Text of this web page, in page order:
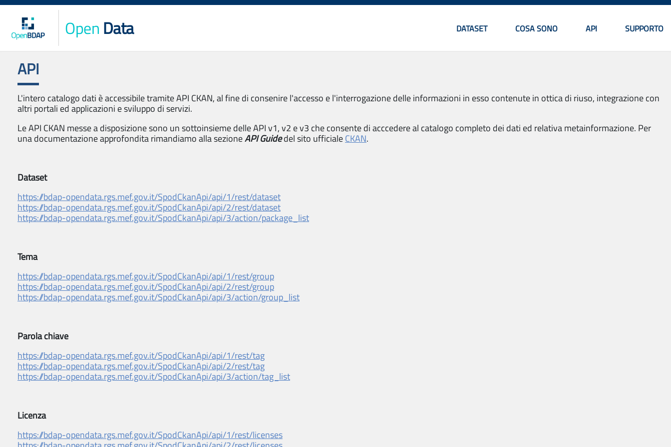
Open Data Menu principale
DATASET COSA SONO API SUPPORTO
API
L'intero catalogo dati è accessibile tramite API CKAN, al fine di consenire l'accesso e l'interrogazione delle informazioni in esso contenute in ottica di riuso, integrazione con
altri portali ed applicazioni e sviluppo di servizi.
Le API CKAN messe a disposizione sono un sottoinsieme delle API v1, v2 e v3 che consente di acccedere al catalogo completo dei dati ed relativa metainformazione. Per
una documentazione approfondita rimandiamo alla sezioneAPI Guidedel sito ufficialeCKAN.
Dataset
https://bdap-opendata.rgs.mef.gov.it/SpodCkanApi/api/1/rest/dataset
https://bdap-opendata.rgs.mef.gov.it/SpodCkanApi/api/2/rest/dataset
https://bdap-opendata.rgs.mef.gov.it/SpodCkanApi/api/3/action/package_list
Tema
https://bdap-opendata.rgs.mef.gov.it/SpodCkanApi/api/1/rest/group
https://bdap-opendata.rgs.mef.gov.it/SpodCkanApi/api/2/rest/group
https://bdap-opendata.rgs.mef.gov.it/SpodCkanApi/api/3/action/group_list
Parola chiave
https://bdap-opendata.rgs.mef.gov.it/SpodCkanApi/api/1/rest/tag
https://bdap-opendata.rgs.mef.gov.it/SpodCkanApi/api/2/rest/tag
https://bdap-opendata.rgs.mef.gov.it/SpodCkanApi/api/3/action/tag_list
Licenza
https://bdap-opendata.rgs.mef.gov.it/SpodCkanApi/api/1/rest/licenses